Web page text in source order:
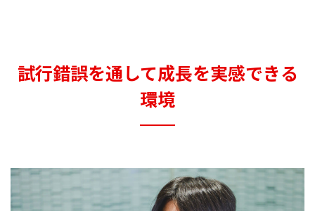
試行錯誤を通して成長を実感できる
環境